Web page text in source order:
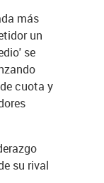
más
un
se
cuota y
su rival